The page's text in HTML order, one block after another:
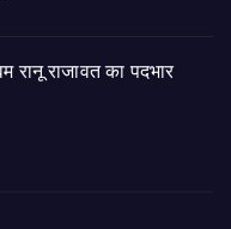
रानू राजावत का पदभार